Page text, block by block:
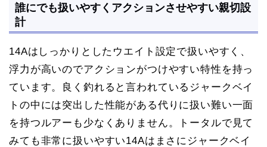
誰にでも扱いやすくアクションさせやすい親切設
計
14Aはしっかりとしたウエイト設定で扱いやすく、
浮力が高いのでアクションがつけやすい特性を持っ
ています。良く釣れると言われているジャークベイ
トの中には突出した性能がある代りに扱い難い一面
を持つルアーも少なくありません。トータルで見て
みても非常に扱いやすい14Aはまさにジャークベイ